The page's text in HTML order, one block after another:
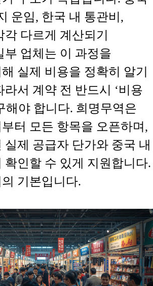
운임, 한국 내 통관비,
다르게 계산되기
부 업체는 이 과정을
실제 비용을 정확히 알기
라서 계약 전 반드시 ‘비용
해야 합니다. 희명무역은
터 모든 항목을 오픈하며,
실제 공급자 단가와 중국 내
확인할 수 있게 지원합니다.
기본입니다.